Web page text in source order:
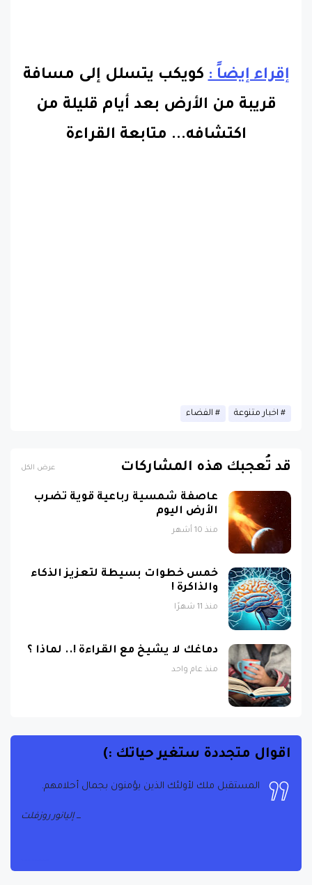
إقراء إيضاً : كويكب يتسلل إلى مسافة
قريبة من الأرض بعد أيام قليلة من
اكتشافه... متابعة القراءة
اخبار متنوعة الفضاء
قد تُعجبك هذه المشاركات عرض الكل
عاصفة شمسية رباعية قوية تضرب
الأرض اليوم
منذ 10 أشهر
خمس خطوات بسيطة لتعزيز الذكاء
والذاكرة !
منذ 11 شهرًا
دماغك لا يشيخ مع القراءة !.. لماذا ؟
منذ عام واحد
اقوال متجددة ستغير حياتك :)
المستقبل ملك لأولئك الذين يؤمنون بجمال أحلامهم.
إليانور روزفلت